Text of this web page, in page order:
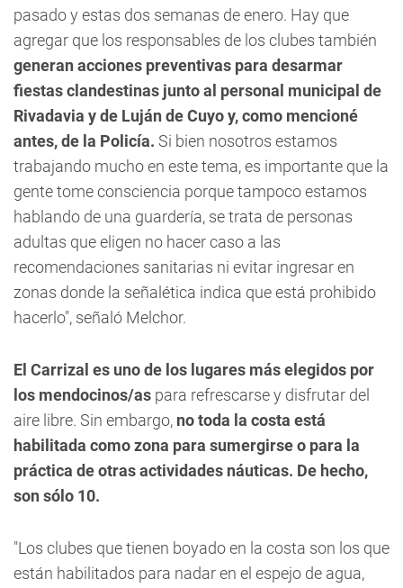
pasado y estas dos semanas de enero. Hay que
agregar que los responsables de los clubes también
generan acciones preventivas para desarmar
fiestas clandestinas junto al personal municipal de
Rivadavia y de Luján de Cuyo y, como mencioné
antes, de la Policía. Si bien nosotros estamos
trabajando mucho en este tema, es importante que la
gente tome consciencia porque tampoco estamos
hablando de una guardería, se trata de personas
adultas que eligen no hacer caso a las
recomendaciones sanitarias ni evitar ingresar en
zonas donde la señalética indica que está prohibido
hacerlo", señaló Melchor.
El Carrizal es uno de los lugares más elegidos por
los mendocinos/as para refrescarse y disfrutar del
aire libre. Sin embargo, no toda la costa está
habilitada como zona para sumergirse o para la
práctica de otras actividades náuticas. De hecho,
son sólo 10.
"Los clubes que tienen boyado en la costa son los que
están habilitados para nadar en el espejo de agua,